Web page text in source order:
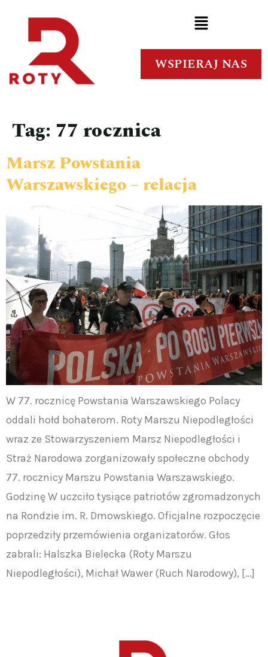
WSPIERAJ NAS
Tag: 77 rocznica
Marsz Powstania
Warszawskiego – relacja
W 77. rocznicę Powstania Warszawskiego Polacy
oddali hołd bohaterom. Roty Marszu Niepodległości
wraz ze Stowarzyszeniem Marsz Niepodległości i
Straż Narodowa zorganizowały społeczne obchody
77. rocznicy Marszu Powstania Warszawskiego.
Godzinę W uczciło tysiące patriotów zgromadzonych
na Rondzie im. R. Dmowskiego. Oficjalne rozpoczęcie
poprzedziły przemówienia organizatorów. Głos
zabrali: Halszka Bielecka (Roty Marszu
Niepodległości), Michał Wawer (Ruch Narodowy), […]